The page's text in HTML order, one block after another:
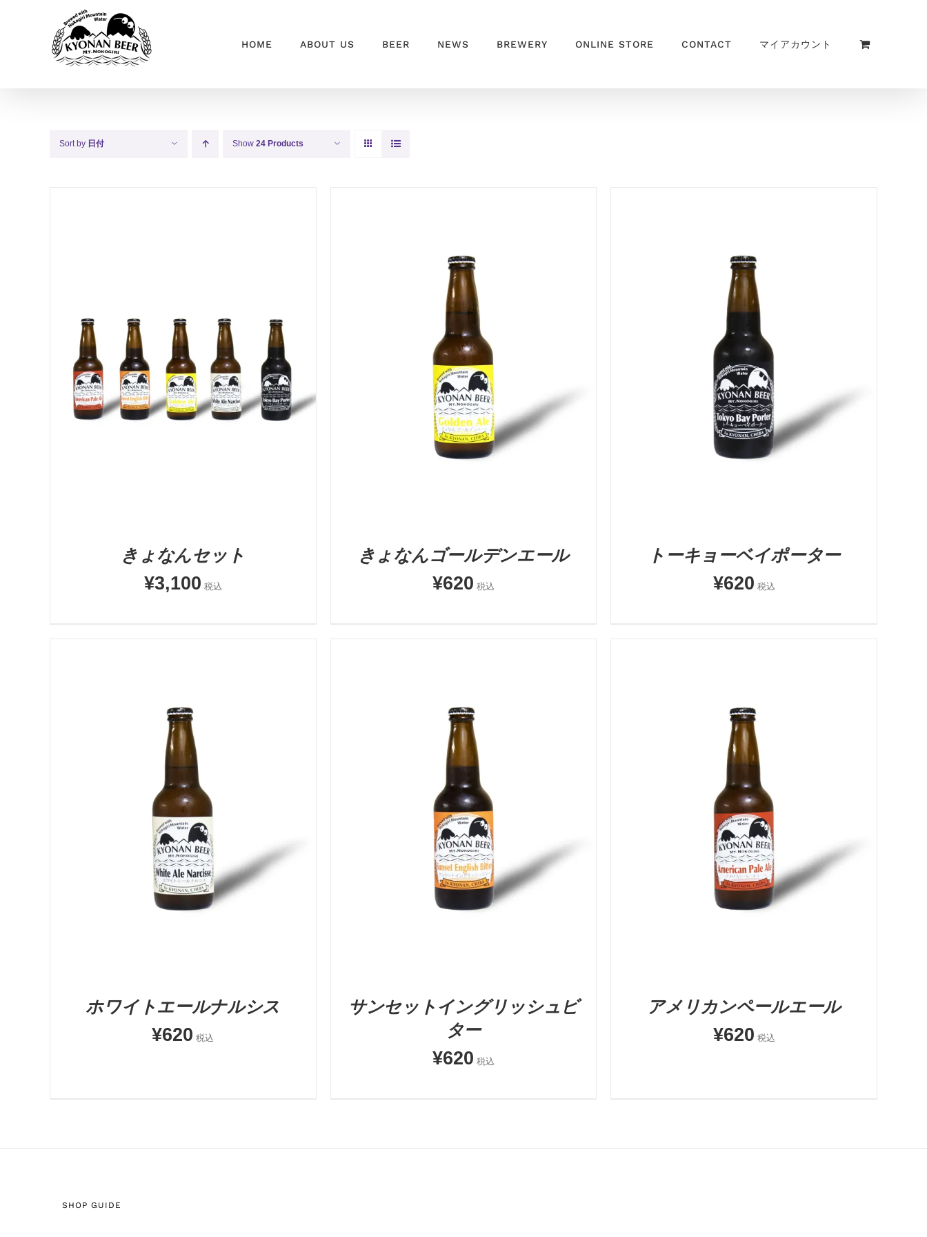
HOME ABOUT US BEER NEWS BREWERY ONLINE STORE CONTACT マイアカウント
Sort by 日付 Show 24 Products
お買い物カゴに追加 QUICK VIEW
きょなんセット
¥3,100 税込
お買い物カゴに追加 QUICK VIEW
きょなんゴールデンエール
¥620 税込
5段階中
5.00
の評価
お買い物カゴに追加 QUICK VIEW
トーキョーベイポーター
¥620 税込
お買い物カゴに追加 QUICK VIEW
ホワイトエールナルシス
¥620 税込
お買い物カゴに追加 QUICK VIEW
サンセットイングリッシュビ
ター
¥620 税込
お買い物カゴに追加 QUICK VIEW
アメリカンペールエール
¥620 税込
SHOP GUIDE